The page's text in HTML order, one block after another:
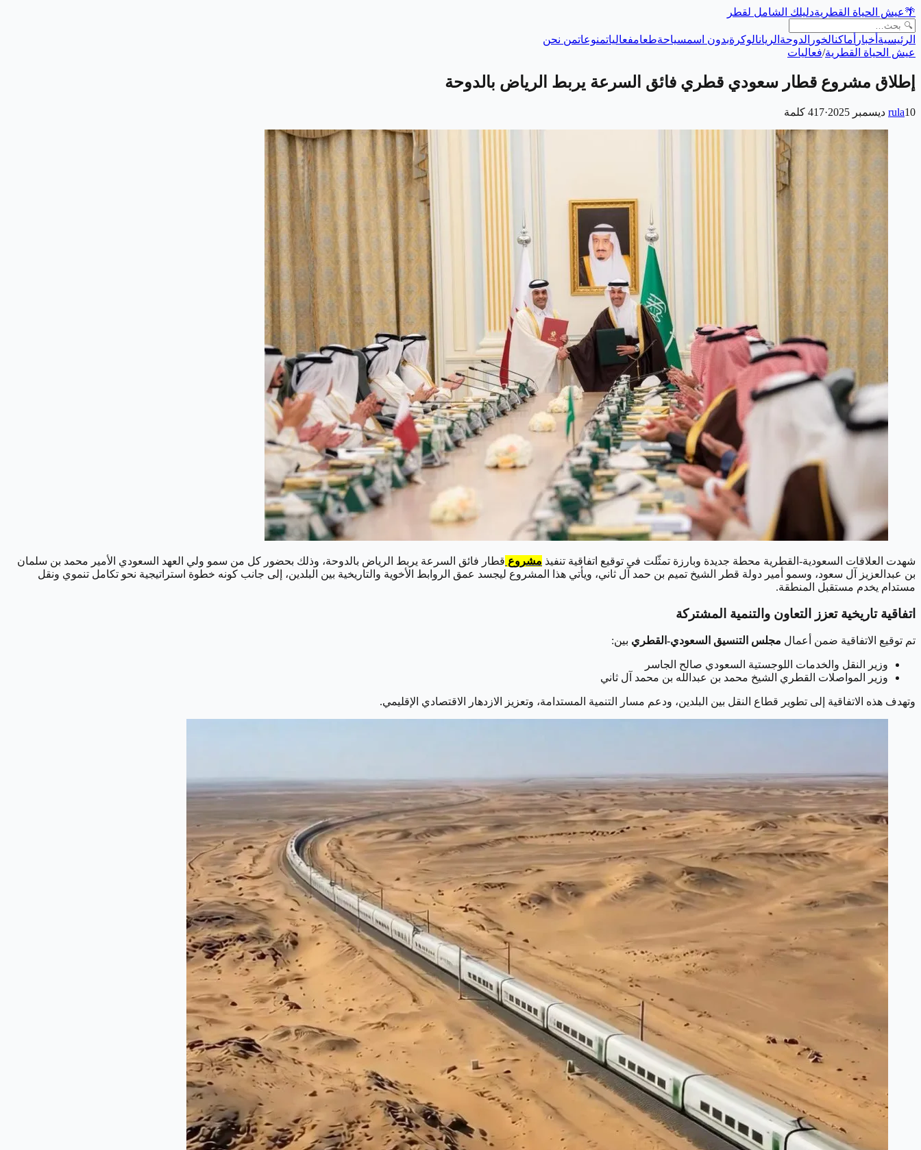
🌴عيش الحياة القطريةدليلك الشامل لقطر
الرئيسية أخبار أماكنالخور الدوحة الريانالوكرةبدون اسمسياحةطعامفعالياتمنوعاتمن نحن
عيش الحياة القطرية/فعاليات
إطلاق مشروع قطار سعودي قطري فائق السرعة يربط الرياض بالدوحة
rula10 ديسمبر 2025 ·
417 كلمة
شهدت العلاقات السعودية-القطرية محطة جديدة وبارزة تمثّلت في توقيع اتفاقية تنفيذ مشروع قطار فائق السرعة يربط الرياض بالدوحة، وذلك بحضور كل من سمو ولي العهد السعودي الأمير محمد بن سلمان
بن عبدالعزيز آل سعود، وسمو أمير دولة قطر الشيخ تميم بن حمد آل ثاني، ويأتي هذا المشروع ليجسد عمق الروابط الأخوية والتاريخية بين البلدين، إلى جانب كونه خطوة استراتيجية نحو تكامل تنموي ونقل
مستدام يخدم مستقبل المنطقة.
اتفاقية تاريخية تعزز التعاون والتنمية المشتركة
تم توقيع الاتفاقية ضمن أعمال مجلس التنسيق السعودي-القطري بين:
وزير النقل والخدمات اللوجستية السعودي صالح الجاسر
وزير المواصلات القطري الشيخ محمد بن عبدالله بن محمد آل ثاني
وتهدف هذه الاتفاقية إلى تطوير قطاع النقل بين البلدين، ودعم مسار التنمية المستدامة، وتعزيز الازدهار الاقتصادي الإقليمي.